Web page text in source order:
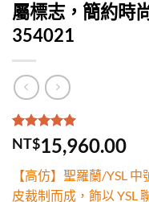
屬標志，簡約時
354021
評分5.00 /
5，已有
3
位
分
NT$15,960.00
【高仿】聖羅蘭/YSL
皮裁制而成，飾以 YSL